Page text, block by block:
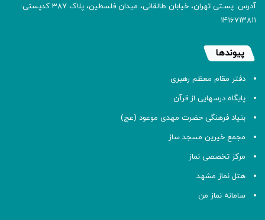
آدرس: پسـتی تهران، خیابان طالقانی، میدان فلسطین، پلاک 387 کدپستی:
۱۴۱۶۷۱۳۸۱۱
پیوندها
دفتر مقام معظم رهبری
پایگاه درسهایی از قرآن
بنیاد فرهنگی حضرت مهدی موعود (عج)
مجمع خیرین مسجد ساز
مرکز تخصصی نماز
هتل نماز مشهد
سامانه نماز من